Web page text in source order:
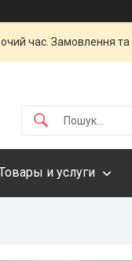
час. Замовлення
и услуги